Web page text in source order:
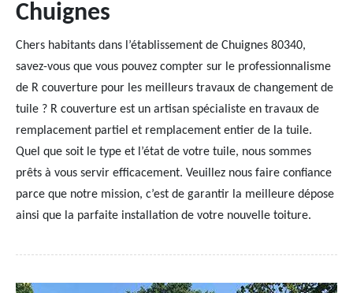
Chuignes
Chers habitants dans l’établissement de Chuignes 80340,
savez-vous que vous pouvez compter sur le professionnalisme
de R couverture pour les meilleurs travaux de changement de
tuile ? R couverture est un artisan spécialiste en travaux de
remplacement partiel et remplacement entier de la tuile.
Quel que soit le type et l’état de votre tuile, nous sommes
prêts à vous servir efficacement. Veuillez nous faire confiance
parce que notre mission, c’est de garantir la meilleure dépose
ainsi que la parfaite installation de votre nouvelle toiture.